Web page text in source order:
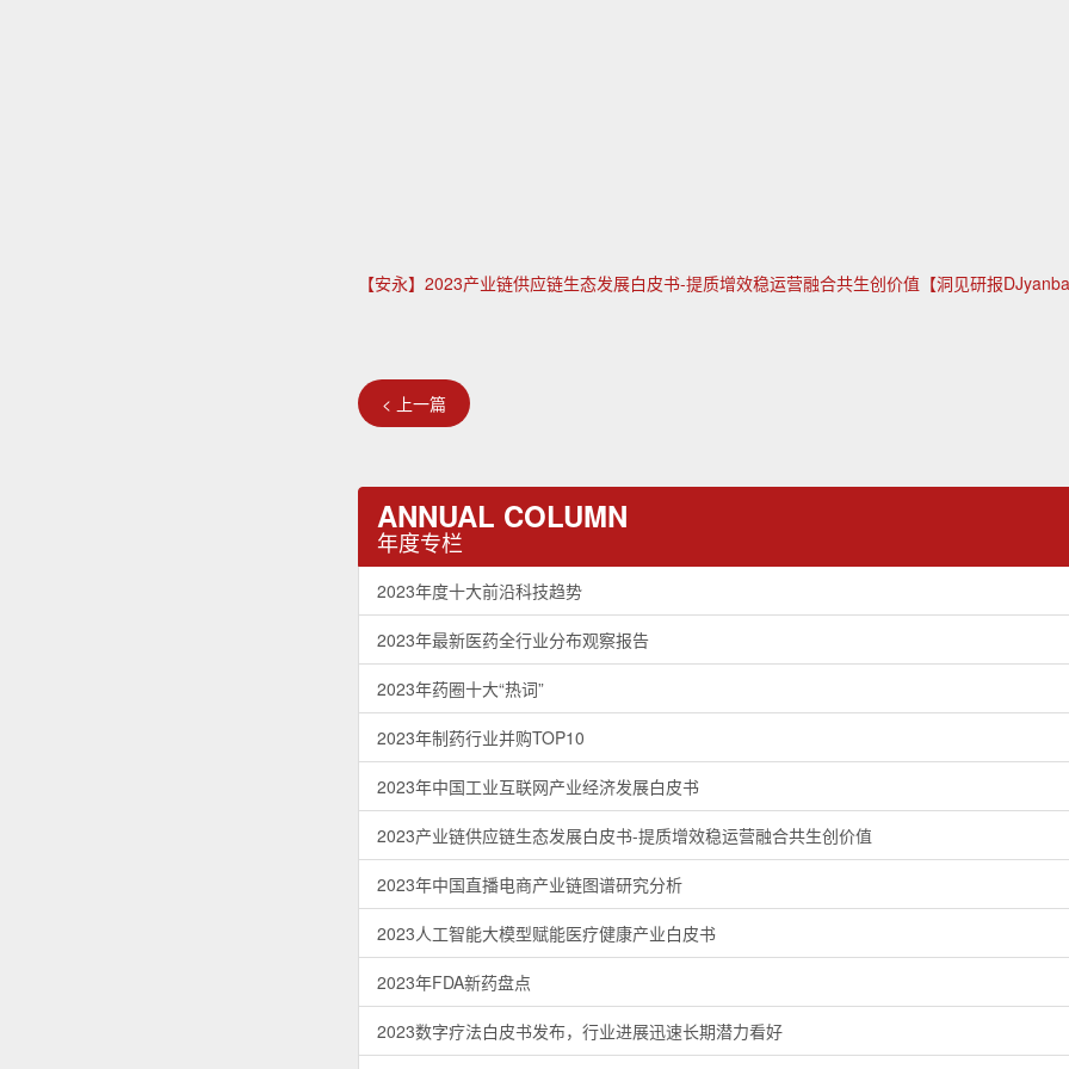
【安永】2023产业链供应链生态发展白皮书-提质增效稳运营融合共生创价值【洞见研报
< 上一篇
ANNUAL COLUMN
年度专栏
2023年度十大前沿科技趋势
2023年最新医药全行业分布观察报告
2023年药圈十大“热词”
2023年制药行业并购TOP10
2023年中国工业互联网产业经济发展白皮书
2023产业链供应链生态发展白皮书-提质增效稳运营融合共生创价值
2023年中国直播电商产业链图谱研究分析
2023人工智能大模型赋能医疗健康产业白皮书
2023年FDA新药盘点
2023数字疗法白皮书发布，行业进展迅速长期潜力看好